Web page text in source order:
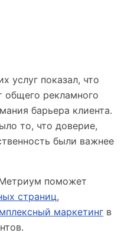
услуг показал, что
общего рекламного
барьера клиента.
то, что доверие,
были важнее
поможет
страниц,
маркетинг в